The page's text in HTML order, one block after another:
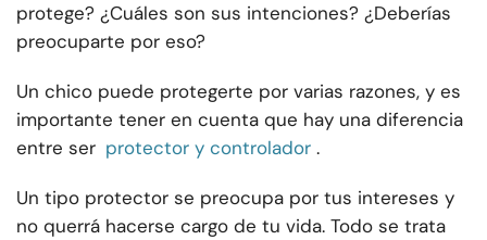
protege? ¿Cuáles son sus intenciones? ¿Deberías
preocuparte por eso?
Un chico puede protegerte por varias razones, y es
importante tener en cuenta que hay una diferencia
entre ser protector y controlador .
Un tipo protector se preocupa por tus intereses y
no querrá hacerse cargo de tu vida. Todo se trata